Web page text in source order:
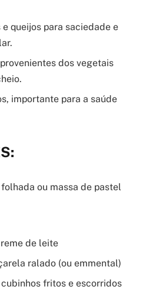
queijos para saciedade e
dos vegetais
importante para a saúde
ou massa de pastel
de leite
ralado (ou emmental)
fritos e escorridos